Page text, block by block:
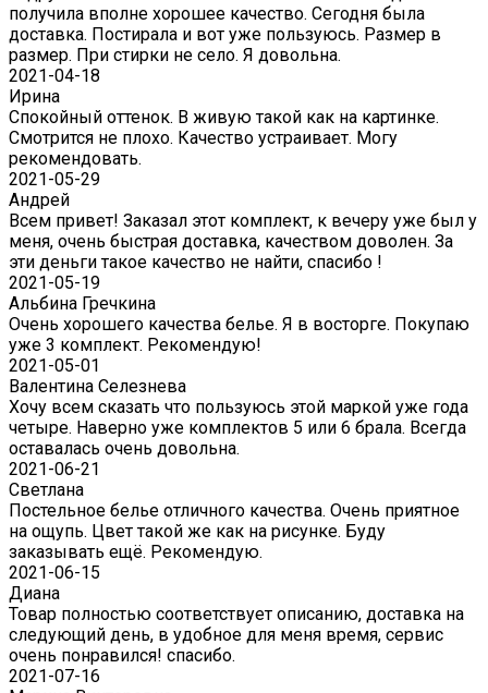
получила вполне хорошее качество. Сегодня была
доставка. Постирала и вот уже пользуюсь. Размер в
размер. При стирки не село. Я довольна.
2021-04-18
Ирина
Спокойный оттенок. В живую такой как на картинке.
Смотрится не плохо. Качество устраивает. Могу
рекомендовать.
2021-05-29
Андрей
Всем привет! Заказал этот комплект, к вечеру уже был у
меня, очень быстрая доставка, качеством доволен. За
эти деньги такое качество не найти, спасибо !
2021-05-19
Альбина Гречкина
Очень хорошего качества белье. Я в восторге. Покупаю
уже 3 комплект. Рекомендую!
2021-05-01
Валентина Селезнева
Хочу всем сказать что пользуюсь этой маркой уже года
четыре. Наверно уже комплектов 5 или 6 брала. Всегда
оставалась очень довольна.
2021-06-21
Светлана
Постельное белье отличного качества. Очень приятное
на ощупь. Цвет такой же как на рисунке. Буду
заказывать ещё. Рекомендую.
2021-06-15
Диана
Товар полностью соответствует описанию, доставка на
следующий день, в удобное для меня время, сервис
очень понравился! спасибо.
2021-07-16